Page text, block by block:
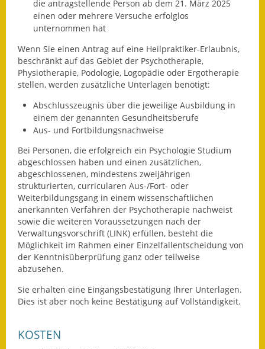
Eröffnungsbilanz
Abwassergebühr
Grundsteuerreform
Haushaltspläne
Jahresabschlüsse
Wasserversorgung
Heiraten in Notzingen
Mitarbeiter
Notruftafel
Ortsrecht
Was erledige ich wo?
die antragstellende Person ab dem 21. März 2025
einen oder mehrere Versuche erfolglos
unternommen hat
Wenn Sie einen Antrag auf eine Heilpraktiker-Erlaubnis,
beschränkt auf das Gebiet der Psychotherapie,
Physiotherapie, Podologie, Logopädie oder Ergotherapie
stellen, werden zusätzliche Unterlagen benötigt:
Abschlusszeugnis über die jeweilige Ausbildung in
einem der genannten Gesundheitsberufe
Aus- und Fortbildungsnachweise
Bei Personen, die erfolgreich ein Psychologie Studium
abgeschlossen haben und einen zusätzlichen,
abgeschlossenen, mindestens zweijährigen
strukturierten, curricularen Aus-/Fort- oder
Weiterbildungsgang in einem wissenschaftlichen
anerkannten Verfahren der Psychotherapie nachweist
sowie die weiteren Voraussetzungen nach der
Verwaltungsvorschrift (LINK) erfüllen, besteht die
Möglichkeit im Rahmen einer Einzelfallentscheidung von
der Kenntnisüberprüfung ganz oder teilweise
abzusehen.
Sie erhalten eine Eingangsbestätigung Ihrer Unterlagen.
Dies ist aber noch keine Bestätigung auf Vollständigkeit.
KOSTEN